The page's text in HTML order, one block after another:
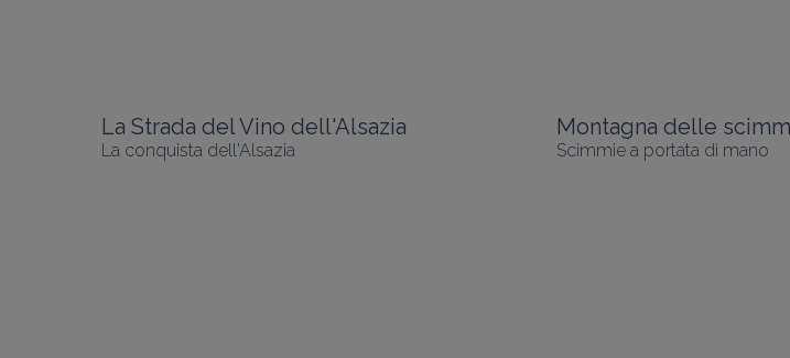
La Strada del Vino dell'Alsazia
La conquista dell'Alsazia
Montagna delle
Scimmie a portata di mano